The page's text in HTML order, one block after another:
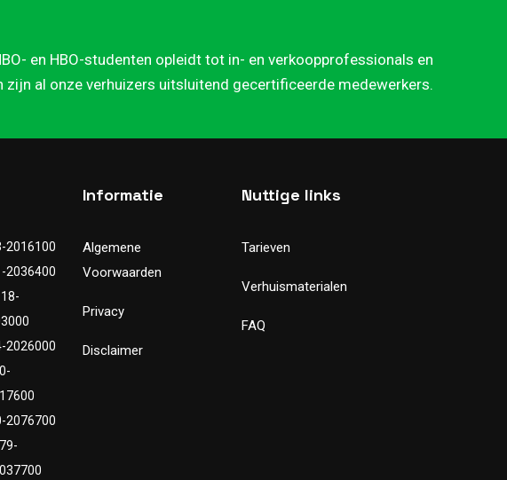
en HBO-studenten opleidt tot in- en verkoopprofessionals en
zijn al onze verhuizers uitsluitend gecertificeerde medewerkers.
2016100
2036400
2026000
2076700
Informatie
Algemene
Voorwaarden
Privacy
Disclaimer
Nuttige links
Tarieven
Verhuismaterialen
FAQ